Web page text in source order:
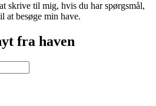
skrive til mig, hvis du har spørgsmål,
at besøge min have.
fra haven